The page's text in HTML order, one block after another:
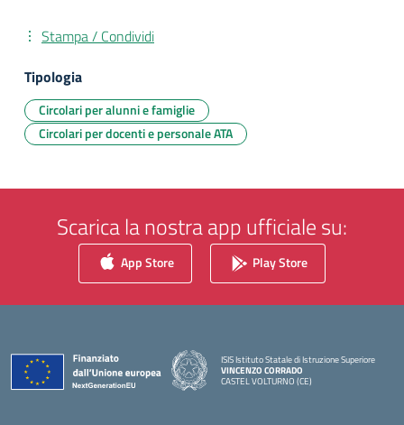
Stampa / Condividi
Tipologia
Circolari per alunni e famiglie
Circolari per docenti e personale ATA
Scarica la nostra app ufficiale su:
App Store Play Store
ISIS Istituto Statale di Istruzione Superiore
VINCENZO CORRADO
CASTEL VOLTURNO (CE)